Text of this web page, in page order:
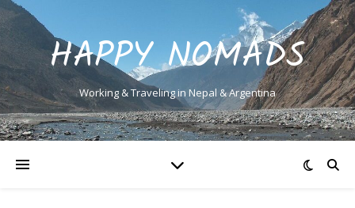
HAPPY NOMADS
Working & Traveling in Nepal & Argentina